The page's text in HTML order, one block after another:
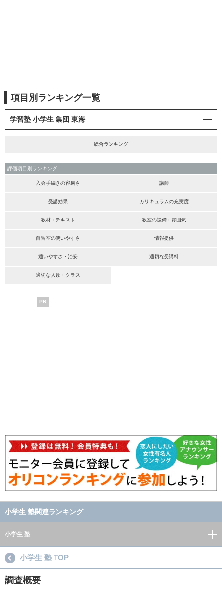
項目別ランキング一覧
学習塾 小学生 集団 東海
総合ランキング
評価項目別ランキング
入会手続きの容易さ 講師
受講効果 カリキュラムの充実度
教材・テキスト 教室の設備・雰囲気
自習室の使いやすさ 情報提供
通いやすさ・治安 適切な受講料
適切な人数・クラス
PR
小学生 塾関連ランキング
小学生 塾
小学生 塾 TOP
調査概要